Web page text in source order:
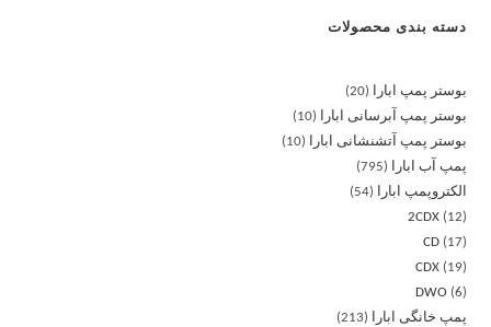
دسته بندی محصولات
بوستر پمپ ابارا
20
بوستر پمپ آبرسانی ابارا
10
بوستر پمپ آتشنشانی ابارا
10
پمپ آب ابارا
795
الکتروپمپ ابارا
54
2CDX
12
CD
17
CDX
19
DWO
6
پمپ خانگی ابارا
213